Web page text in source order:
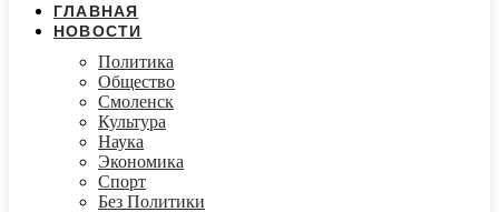
ГЛАВНАЯ
НОВОСТИ
Политика
Общество
Смоленск
Культура
Наука
Экономика
Спорт
Без Политики